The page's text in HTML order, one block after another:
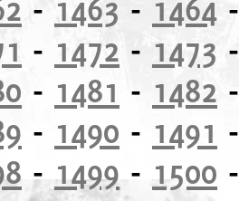
- 1463 - 1464
- 1472 - 1473
- 1481 - 1482
- 1490 - 1491
- 1499 - 1500